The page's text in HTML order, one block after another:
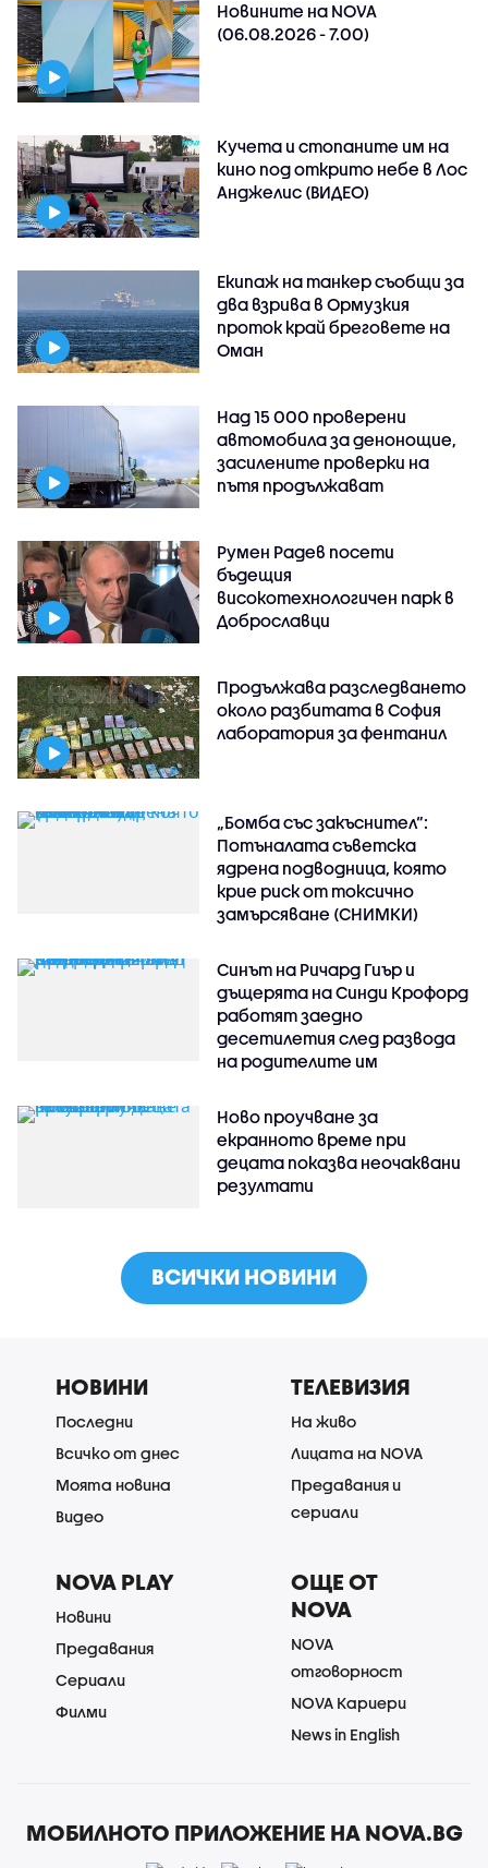
Новините на NOVA
(06.08.2026 - 7.00)
Кучета и стопаните им на
кино под открито небе в Лос
Анджелис (ВИДЕО)
Екипаж на танкер съобщи за
два взрива в Ормузкия
проток край бреговете на
Оман
Над 15 000 проверени
автомобила за денонощие,
засилените проверки на
пътя продължават
Румен Радев посети
бъдещия
високотехнологичен парк в
Доброславци
Продължава разследването
около разбитата в София
лаборатория за фентанил
„Бомба със закъснител“:
Потъналата съветска
ядрена подводница, която
крие риск от токсично
замърсяване (СНИМКИ)
Синът на Ричард Гиър и
дъщерята на Синди Крофорд
работят заедно
десетилетия след развода
на родителите им
Ново проучване за
екранното време при
децата показва неочаквани
резултати
ВСИЧКИ НОВИНИ
НОВИНИ
Последни
Всичко от днес
Моята новина
Видео
ТЕЛЕВИЗИЯ
На живо
Лицата на NOVA
Предавания и
сериали
NOVA PLAY
Новини
Предавания
Сериали
Филми
ОЩЕ ОТ
NOVA
NOVA
отговорност
NOVA Кариери
News in English
МОБИЛНОТО ПРИЛОЖЕНИЕ НА NOVA.BG